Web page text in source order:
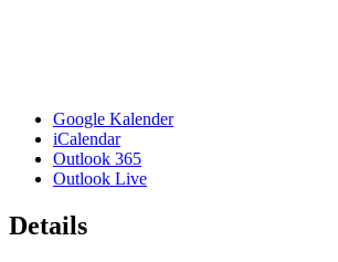
Google Kalender
iCalendar
Outlook 365
Outlook Live
Details